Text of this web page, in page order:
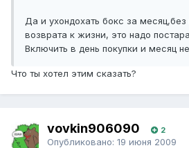
Да и ухондохать бокс за
возврата к жизни, это надо
Включить в день покупки и месяц
Что ты хотел этим сказать?
vovkin906090 2
Опубликовано: 19 июня 2009